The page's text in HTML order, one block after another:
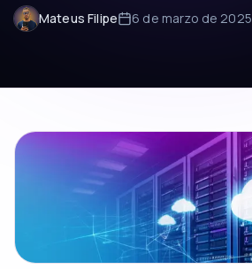
Mateus Filipe 6 de marzo de 2025